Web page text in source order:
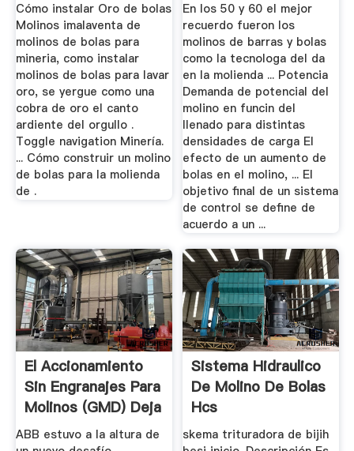
Cómo instalar Oro de bolas
Molinos imalaventa de
molinos de bolas para
mineria, como instalar
molinos de bolas para lavar
oro, se yergue como una
cobra de oro el canto
ardiente del orgullo .
Toggle navigation Minería.
... Cómo construir un molino
de bolas para la molienda
de .
En los 50 y 60 el mejor
recuerdo fueron los
molinos de barras y bolas
como la tecnologa del da
en la molienda ... Potencia
Demanda de potencial del
molino en funcin del
llenado para distintas
densidades de carga El
efecto de un aumento de
bolas en el molino, ... El
objetivo final de un sistema
de control se define de
acuerdo a un ...
El Accionamiento
Sin Engranajes Para
Molinos (GMD) Deja
...
ABB estuvo a la altura de
Sistema Hidraulico
De Molino De Bolas
Hcs
skema trituradora de bijih